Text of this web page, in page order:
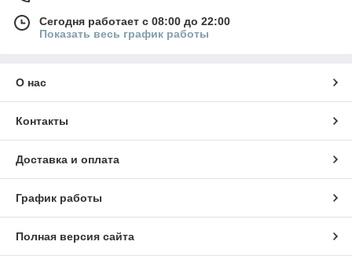
Сегодня работает с 08:00 до 22:00
Показать весь график работы
О нас
Контакты
Доставка и оплата
График работы
Полная версия сайта